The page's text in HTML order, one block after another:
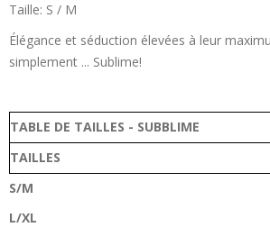
Taille: S / M
Élégance et séduction élevées à leur
simplement ... Sublime!
TABLE DE TAILLES - SUBBLIME
TAILLES
S/M
L/XL